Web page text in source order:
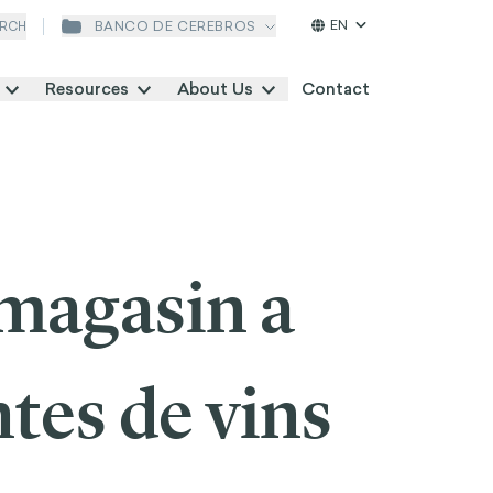
BANCO DE CEREBROS EN
Resources About Us Contact
a
de vins